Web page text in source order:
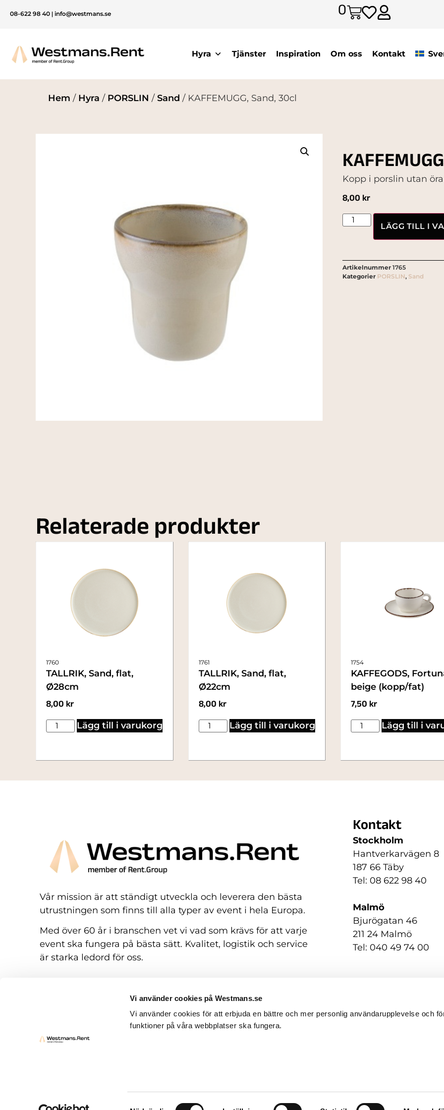
Vi använder cookies på Westmans.se
Vi använder cookies för att erbjuda en bättre och mer personlig användarupplevelse och
funktioner på våra webbplatser ska fungera.
Samtyckesval
08-622 98 40 | info@westmans.se 0
Hyra Tjänster Inspiration Om oss Kontakt
Hem / Hyra / PORSLIN /Sand / KAFFEMUGG, Sand, 30cl
Kopp i porslin utan
8,00 kr
LÄGG TILL I
Artikelnummer1765
Kategorier PORSLIN, Sand
Relaterade produkter
1760
TALLRIK, Sand, flat,
Ø28cm
8,00 kr
Lägg till i varukorg
1761
TALLRIK, Sand, flat,
Ø22cm
8,00 kr
Lägg till i varukorg
1754
KAFFEGODS,
beige (kopp/fat)
7,50 kr
Lägg till i
Vår mission är att ständigt utveckla och leverera den bästa
utrustningen som finns till alla typer av event i hela Europa.
Med över 60 år i branschen vet vi vad som krävs för att varje
event ska fungera på bästa sätt. Kvalitet, logistik och service
är starka ledord för oss.
Kontakt
Stockholm
Hantverkarvägen 8
187 66 Täby
Tel: 08 622 98 40
Malmö
Bjurögatan 46
211 24 Malmö
Tel: 040 49 74 00
English Svenska